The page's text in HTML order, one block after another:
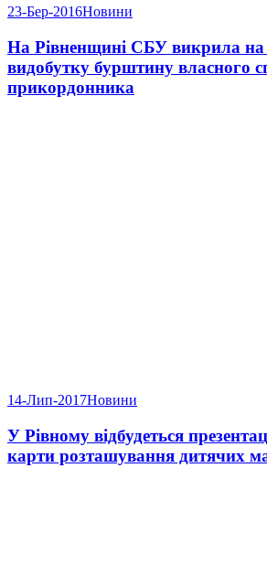
23-Бер-2016Новини
На Рівненщині СБУ викрила
видобутку бурштину власного
прикордонника
14-Лип-2017Новини
У Рівному відбудеться
карти розташування дитячих